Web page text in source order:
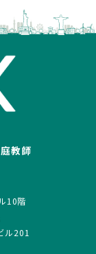
教師
10階
ル201